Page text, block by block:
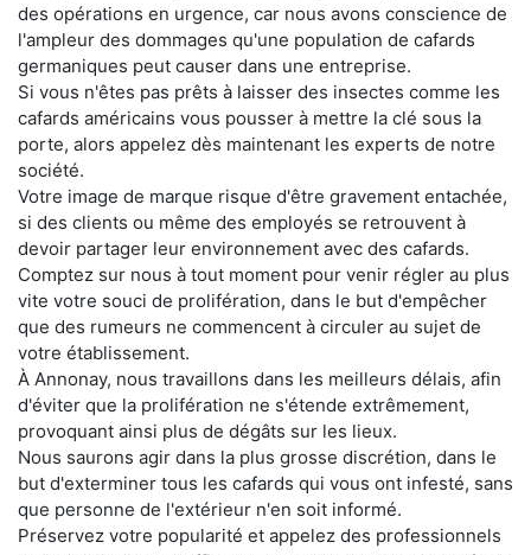
des opérations en urgence, car nous avons conscience de
l'ampleur des dommages qu'une population de cafards
germaniques peut causer dans une entreprise.
Si vous n'êtes pas prêts à laisser des insectes comme les
cafards américains vous pousser à mettre la clé sous la
porte, alors appelez dès maintenant les experts de notre
société.
Votre image de marque risque d'être gravement entachée,
si des clients ou même des employés se retrouvent à
devoir partager leur environnement avec des cafards.
Comptez sur nous à tout moment pour venir régler au plus
vite votre souci de prolifération, dans le but d'empêcher
que des rumeurs ne commencent à circuler au sujet de
votre établissement.
À Annonay, nous travaillons dans les meilleurs délais, afin
d'éviter que la prolifération ne s'étende extrêmement,
provoquant ainsi plus de dégâts sur les lieux.
Nous saurons agir dans la plus grosse discrétion, dans le
but d'exterminer tous les cafards qui vous ont infesté, sans
que personne de l'extérieur n'en soit informé.
Préservez votre popularité et appelez des professionnels